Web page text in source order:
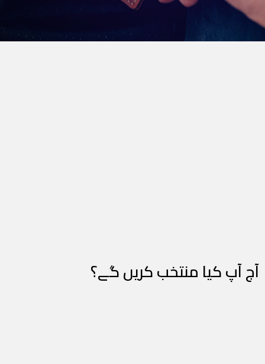
آج آپ کیا منتخب کریں گے؟